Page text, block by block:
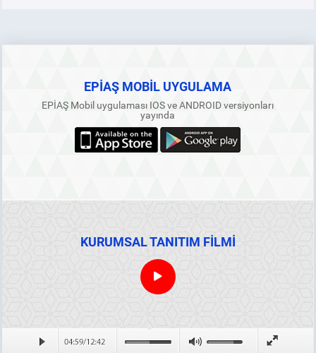
EPİAŞ MOBİL UYGULAMA
EPİAŞ Mobil uygulaması IOS ve ANDROID versiyonları
yayında
KURUMSAL TANITIM FİLMİ